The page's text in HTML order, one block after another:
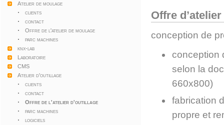
Atelier de moulage
clients
contact
Offre de l'atelier de moulage
parc machines
knx-lab
Laboratoire
CMS
Atelier d'outillage
clients
contact
Offre de l'atelier d'outillage
parc machines
logiciels
Offre
conception de
conception
selon la
660x800)
fabrication
propre et